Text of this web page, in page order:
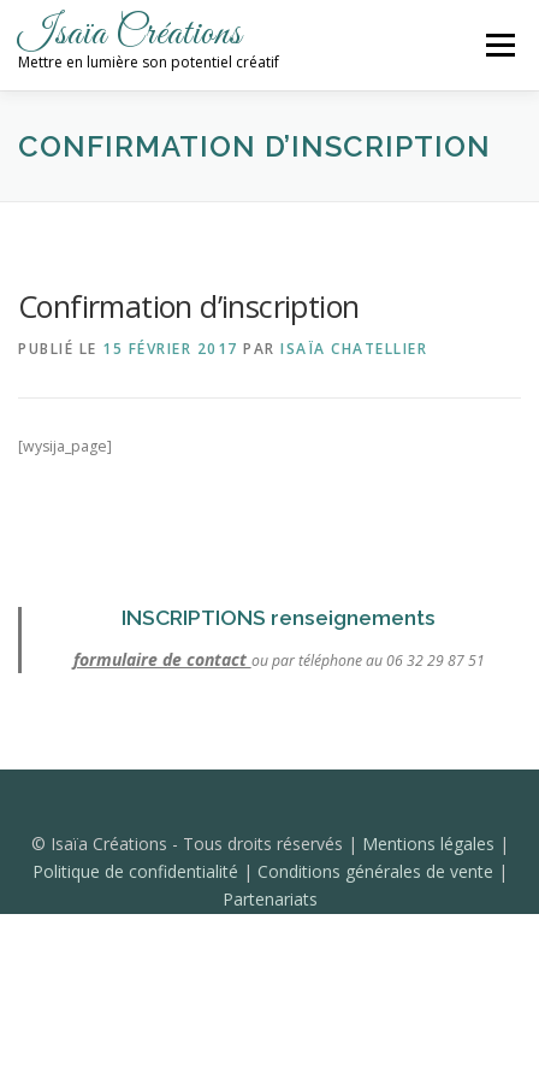
contenu
Isaïa Créations
Mettre en lumière son potentiel créatif
Menu
ACCUEIL MES CRÉATIONS ATELIERS
CONTACT / NEWSLETTER
CONFIRMATION D’INSCRIPTION
Confirmation d’inscription
PUBLIÉ LE 15 FÉVRIER 2017 PAR ISAÏA CHATELLIER
[wysija_page]
INSCRIPTIONS renseignements
formulaire de contact ou par téléphone au 06 32 29 87 51
© Isaïa Créations - Tous droits réservés | Mentions légales |
Politique de confidentialité | Conditions générales de vente |
Partenariats